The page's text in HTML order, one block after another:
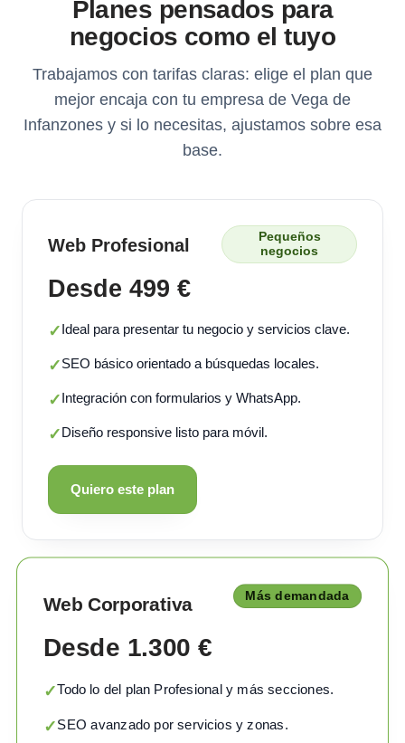
Planes pensados para
negocios como el tuyo
Trabajamos con tarifas claras: elige el plan que
mejor encaja con tu empresa de Vega de
Infanzones y si lo necesitas, ajustamos sobre esa
base.
Web Profesional
Pequeños
negocios
Desde 499 €
✓Ideal para presentar tu negocio y servicios clave.
✓SEO básico orientado a búsquedas locales.
✓Integración con formularios y WhatsApp.
✓Diseño responsive listo para móvil.
Quiero este plan
Web Corporativa Más demandada
Desde 1.300 €
✓Todo lo del plan Profesional y más secciones.
✓SEO avanzado por servicios y zonas.